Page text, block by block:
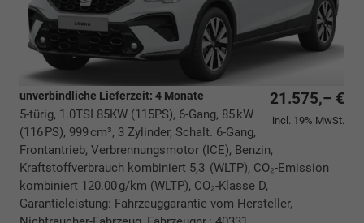
21.575,– €
incl. 19% MwSt.
unverbindliche Lieferzeit: 4 Monate
5-türig, 1.0TSI 85KW (115PS), 6-Gang, 85 kW
(116 PS), 999 cm³, 3 Zylinder, Schalt. 6-Gang,
Frontantrieb, Verbrennungsmotor (ICE), Benzin,
Kraftstoffverbrauch kombiniert 5,3 (WLTP), CO₂-Emission
kombiniert 120.00 g/km (WLTP), CO₂-Klasse D,
Garantieleistung: Fahrzeuggarantie vom Hersteller,